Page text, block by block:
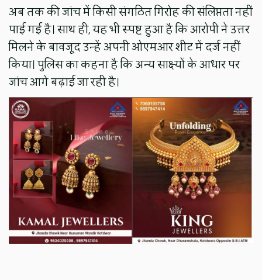
अब तक की जांच में किसी संगठित गिरोह की संलिप्तता नहीं
पाई गई है। साथ ही, यह भी स्पष्ट हुआ है कि आरोपी ने उत्तर
मिलने के बावजूद उन्हें अपनी ओएमआर शीट में दर्ज नहीं
किया। पुलिस का कहना है कि अन्य साक्ष्यों के आधार पर
जांच आगे बढ़ाई जा रही है।